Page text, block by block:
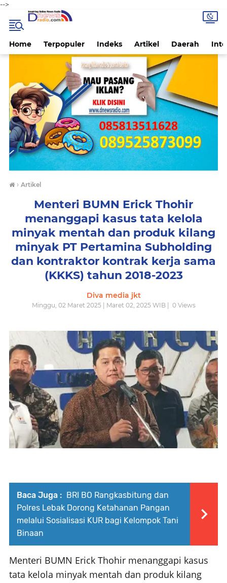
-->
Home Terpopuler Indeks Artikel Daerah
› Artikel
Menteri BUMN Erick Thohir
menanggapi kasus tata kelola
minyak mentah dan produk kilang
minyak PT Pertamina Subholding
dan kontraktor kontrak kerja sama
(KKKS) tahun 2018-2023
Diva media jkt
Minggu, 02 Maret 2025 | Maret 02, 2025 WIB | 0Views
Baca Juga : BRI BO Rangkasbitung dan
Polres Lebak Dorong Ketahanan Pangan
melalui Sosialisasi KUR bagi Kelompok Tani
Binaan
Menteri BUMN Erick Thohir menanggapi kasus
tata kelola minyak mentah dan produk kilang